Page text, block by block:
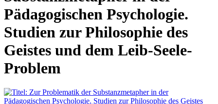
Pädagogischen Psychologie.
Studien zur Philosophie des
Geistes und dem Leib-Seele-
Problem